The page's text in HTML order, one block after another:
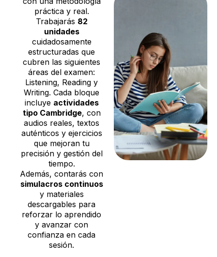
práctica y real.
Trabajarás 82
unidades
cuidadosamente
estructuradas que
cubren las siguientes
áreas del examen:
Listening, Reading y
Writing. Cada bloque
incluye actividades
tipo Cambridge, con
audios reales, textos
auténticos y ejercicios
que mejoran tu
precisión y gestión del
tiempo.
Además, contarás con
simulacros continuos
y materiales
descargables para
reforzar lo aprendido
y avanzar con
confianza en cada
sesión.